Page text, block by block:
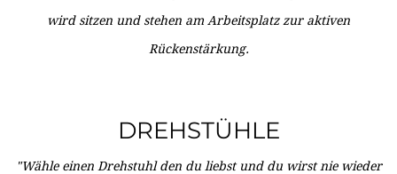
wird sitzen und stehen am Arbeitsplatz zur aktiven
Rückenstärkung.
DREHSTÜHLE
"Wähle einen Drehstuhl den du liebst und du wirst nie wieder